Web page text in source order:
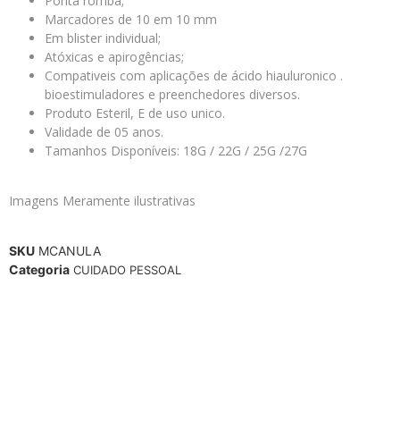
Marcadores de 10 em 10 mm
Em blister individual;
Atóxicas e apirogências;
Compativeis com aplicações de ácido hiauluronico .
bioestimuladores e preenchedores diversos.
Produto Esteril, E de uso unico.
Validade de 05 anos.
Tamanhos Disponíveis: 18G / 22G / 25G /27G
Imagens Meramente ilustrativas
SKU MCANULA
Categoria CUIDADO PESSOAL